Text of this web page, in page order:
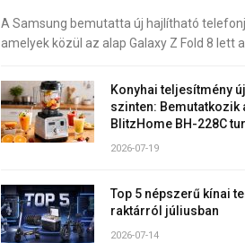
A Samsung bemutatta új hajlítható
amelyek közül az alap Galaxy Z Fold 8 lett
Konyhai teljesítmény új
szinten: Bemutatkozik
BlitzHome BH-228C
2026-07-19
Top 5 népszerű kínai
raktárról júliusban
2026-07-14